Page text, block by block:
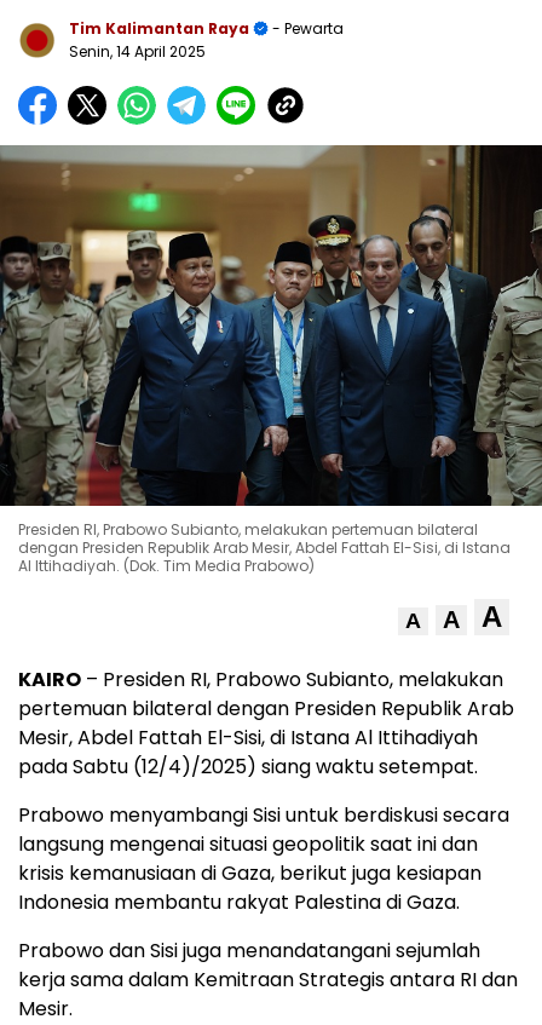
Tim Kalimantan Raya
- Pewarta
Senin, 14 April 2025
Presiden RI, Prabowo Subianto, melakukan pertemuan bilateral
dengan Presiden Republik Arab Mesir, Abdel Fattah El-Sisi, di Istana
Al Ittihadiyah. (Dok. Tim Media Prabowo)
A A A
KAIRO – Presiden RI, Prabowo Subianto, melakukan
pertemuan bilateral dengan Presiden Republik Arab
Mesir, Abdel Fattah El-Sisi, di Istana Al Ittihadiyah
pada Sabtu (12/4)/2025) siang waktu setempat.
Prabowo menyambangi Sisi untuk berdiskusi secara
langsung mengenai situasi geopolitik saat ini dan
krisis kemanusiaan di Gaza, berikut juga kesiapan
Indonesia membantu rakyat Palestina di Gaza.
Prabowo dan Sisi juga menandatangani sejumlah
kerja sama dalam Kemitraan Strategis antara RI dan
Mesir.